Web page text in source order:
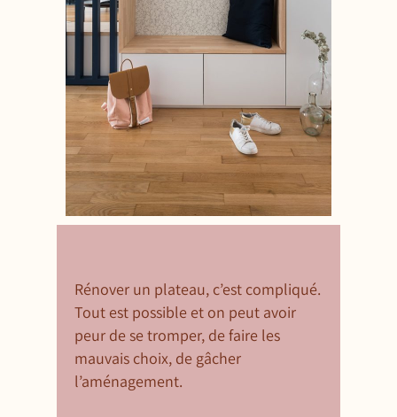
Rénover un plateau, c’est compliqué.
Tout est possible et on peut avoir
peur de se tromper, de faire les
mauvais choix, de gâcher
l’aménagement.